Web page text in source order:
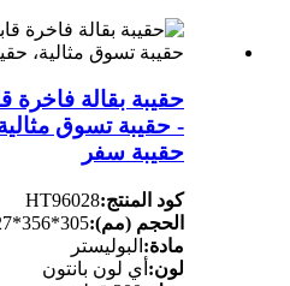
حقيبة بقالة فاخرة
- حقيبة تسوق
حقيبة سفر
كود المنتج:HT96028
الحجم (مم):305*356*127 مللي متر
مادة: البوليستر
لون: أي لون بانتون